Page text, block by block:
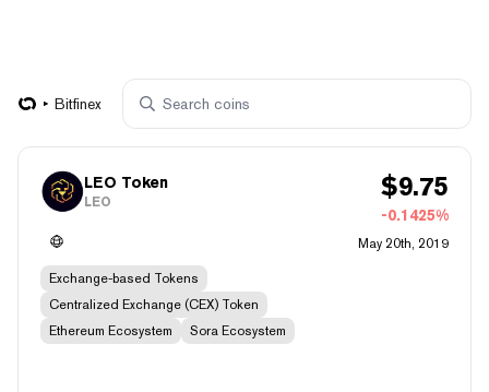
Bitfinex
LEO Token
LEO $9.75
-0.1425%
May 20th, 2019
Exchange-based Tokens
Centralized Exchange (CEX) Token
Ethereum Ecosystem
Sora Ecosystem